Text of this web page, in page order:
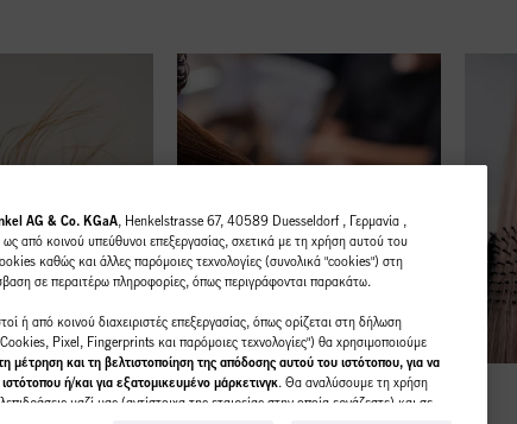
AG & Co. KGaA, Henkelstrasse 67, 40589 Duesseldorf , Γερμανία ,
από κοινού υπεύθυνοι επεξεργασίας, σχετικά με τη χρήση αυτού του
καθώς και άλλες παρόμοιες τεχνολογίες (συνολικά "cookies") στη
σε περαιτέρω πληροφορίες, όπως περιγράφονται παρακάτω.
ή από κοινού διαχειριστές επεξεργασίας, όπως ορίζεται στη δήλωση
Pixel, Fingerprints και παρόμοιες τεχνολογίες") θα χρησιμοποιούμε
μέτρηση και τη βελτιστοποίηση της απόδοσης αυτού του ιστότοπου, για να
ή/και για εξατομικευμένο μάρκετινγκ. Θα αναλύσουμε τη χρήση
μαζί μας (αντίστοιχα της εταιρείας στην οποία εργάζεστε) και σε